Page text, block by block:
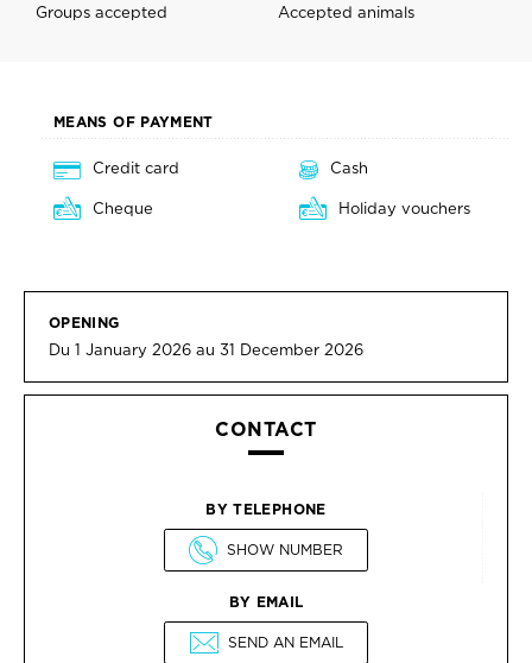
Groups accepted Accepted animals
MEANS OF PAYMENT
Credit card
Cash
Cheque
Holiday vouchers
OPENING
Du 1 January 2026 au 31 December 2026
CONTACT
BY TELEPHONE
SHOW NUMBER
BY EMAIL
SEND AN EMAIL